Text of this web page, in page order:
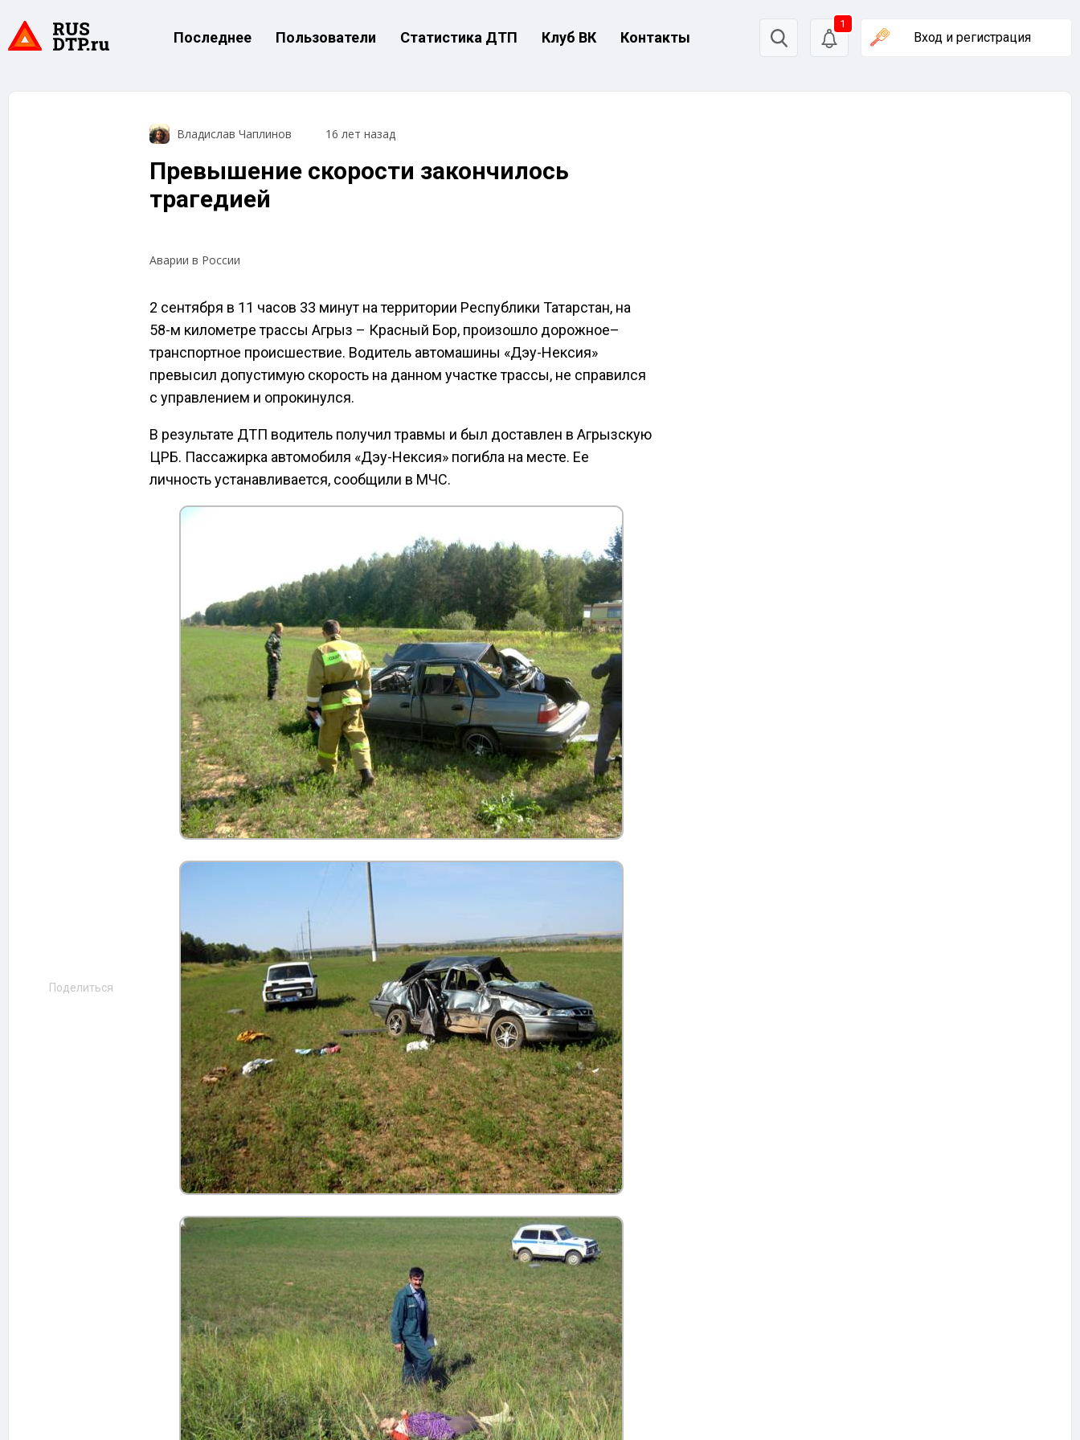
Последнее Пользователи Статистика ДТП Клуб ВК Контакты
1
Вход и регистрация
Поделиться
Владислав Чаплинов 16 лет назад
Превышение скорости закончилось
трагедией
Аварии в России
2 сентября в 11 часов 33 минут на территории Республики Татарстан, на
58-м километре трассы Агрыз – Красный Бор, произошло дорожное–
транспортное происшествие. Водитель автомашины «Дэу-Нексия»
превысил допустимую скорость на данном участке трассы, не справился
с управлением и опрокинулся.
В результате ДТП водитель получил травмы и был доставлен в Агрызскую
ЦРБ. Пассажирка автомобиля «Дэу-Нексия» погибла на месте. Ее
личность устанавливается, сообщили в МЧС.